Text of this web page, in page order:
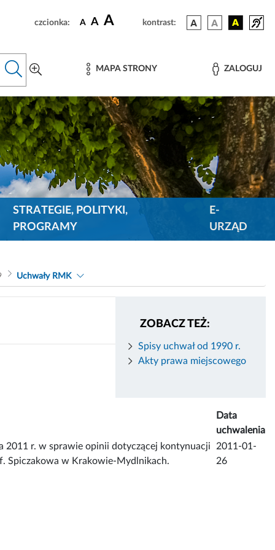
czcionka: A A A kontrast:
MAPA STRONY ZALOGUJ
STRATEGIE, POLITYKI,
PROGRAMY
E-
URZĄD
Uchwały RMK
ZOBACZ TEŻ:
Spisy uchwał od 1990 r.
Akty prawa miejscowego
Data
uchwalenia
2011 r. w sprawie opinii dotyczącej kontynuacji
Spiczakowa w Krakowie-Mydlnikach.
2011-01-
26